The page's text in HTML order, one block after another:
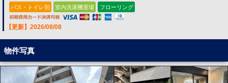
バス・トイレ別 室内洗濯機置場 フローリング
【更新】2026/08/08
物件写真